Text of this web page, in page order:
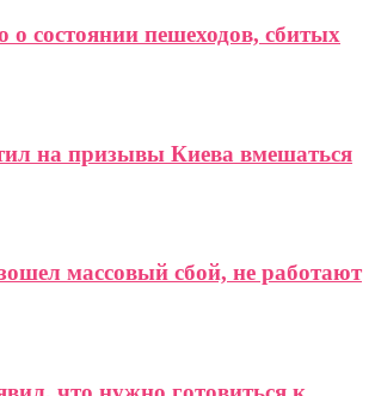
о состоянии пешеходов, сбитых
на призывы Киева вмешаться
массовый сбой, не работают